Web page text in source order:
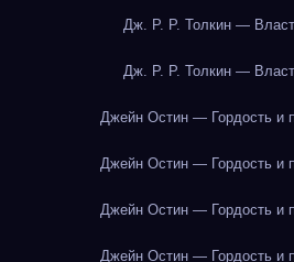
Дж. Р. Р. Толкин —
Дж. Р. Р. Толкин —
Джейн Остин — Гордость и
Джейн Остин — Гордость и
Джейн Остин — Гордость и
Джейн Остин — Гордость и